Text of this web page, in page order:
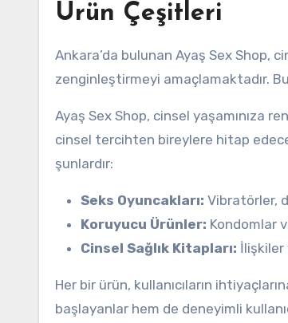
Ürün Çeşitleri
Ankara’da bulunan Ayaş Sex Shop,
zenginleştirmeyi amaçlamaktadır.
Ayaş Sex Shop, cinsel yaşamınıza
cinsel tercihten bireylere hitap
şunlardır:
Seks Oyuncakları: Vibratörler,
Koruyucu Ürünler: Kondomlar
Cinsel Sağlık Kitapları: İlişkiler
Her bir ürün, kullanıcıların
başlayanlar hem de deneyimli